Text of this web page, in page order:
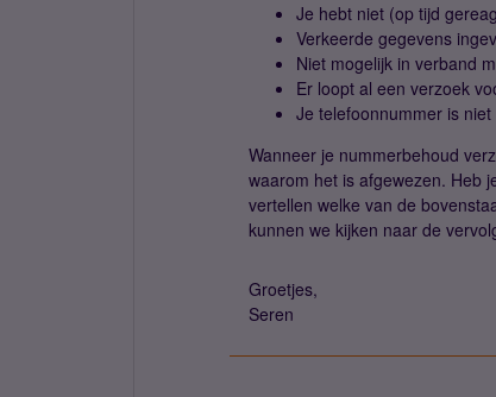
Je hebt niet (op tijd
Verkeerde gegevens
Niet mogelijk in verband
Er loopt al een verzoek
Je telefoonnummer is
Wanneer je nummerbehoud
waarom het is afgewezen. Heb
vertellen welke van de
kunnen we kijken naar de
Groetjes,
Seren